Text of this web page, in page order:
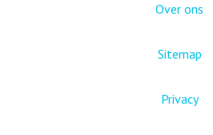
Over ons
Sitemap
Privacy